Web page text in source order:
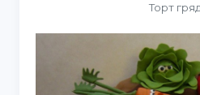
Торт